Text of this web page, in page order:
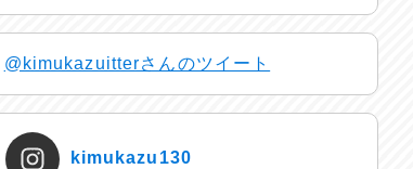
@kimukazuitterさんのツイート
kimukazu130